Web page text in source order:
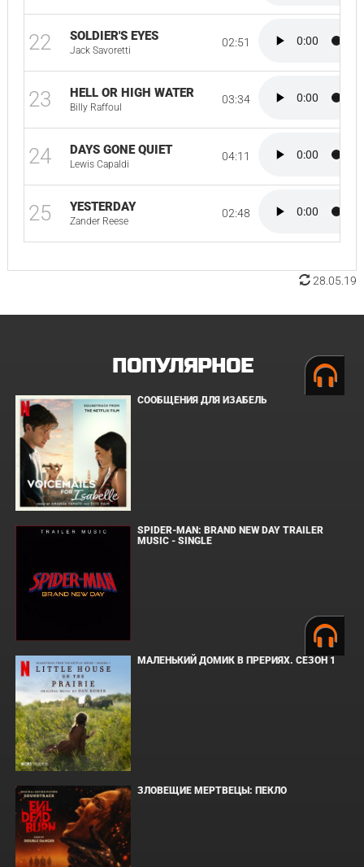
22 SOLDIER'S EYES
Jack Savoretti
02:51
23 HELL OR HIGH WATER
Billy Raffoul
03:34
24 DAYS GONE QUIET
Lewis Capaldi
04:11
25 YESTERDAY
Zander Reese
02:48
28.05.19
ПОПУЛЯРНОЕ
СООБЩЕНИЯ ДЛЯ ИЗАБЕЛЬ
SPIDER-MAN: BRAND NEW DAY TRAILER
MUSIC - SINGLE
МАЛЕНЬКИЙ ДОМИК В ПРЕРИЯХ. СЕЗОН 1
ЗЛОВЕЩИЕ МЕРТВЕЦЫ: ПЕКЛО